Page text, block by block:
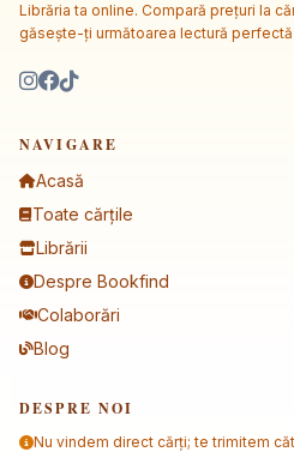
Librăria ta online. Compară prețuri la
găsește-ți următoarea lectură
NAVIGARE
Acasă
Toate cărțile
Librării
Despre Bookfind
Colaborări
Blog
DESPRE NOI
Nu vindem direct cărți; te trimitem